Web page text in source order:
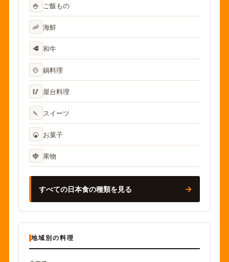
🍚 ご飯もの
🦐 海鮮
🥩 和牛
🍲 鍋料理
🥢 屋台料理
🍡 スイーツ
🍘 お菓子
🍓 果物
すべての日本食の種類を見る →
地域別の料理